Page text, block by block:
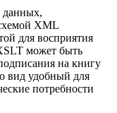
данных,
XML
для восприятия
может быть
на книгу
вид удобный для
потребности